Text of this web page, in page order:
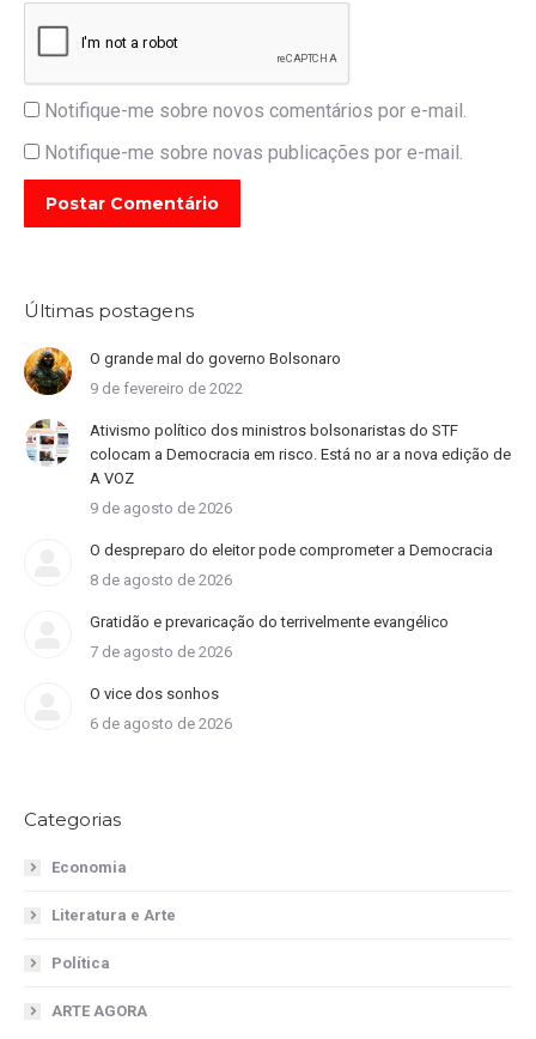
Notifique-me sobre novos comentários por e-mail.
Notifique-me sobre novas publicações por e-mail.
Postar Comentário
Últimas postagens
O grande mal do governo Bolsonaro
9 de fevereiro de 2022
Ativismo político dos ministros bolsonaristas do STF
colocam a Democracia em risco. Está no ar a nova edição de
A VOZ
9 de agosto de 2026
O despreparo do eleitor pode comprometer a Democracia
8 de agosto de 2026
Gratidão e prevaricação do terrivelmente evangélico
7 de agosto de 2026
O vice dos sonhos
6 de agosto de 2026
Categorias
Economia
Literatura e Arte
Política
ARTE AGORA